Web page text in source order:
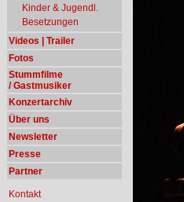
Kinder & Jugendl.
Besetzungen
Videos | Trailer
Fotos
Stummfilme
/ Gastmusiker
Konzertarchiv
Über uns
Newsletter
Presse
Partner
Kontakt